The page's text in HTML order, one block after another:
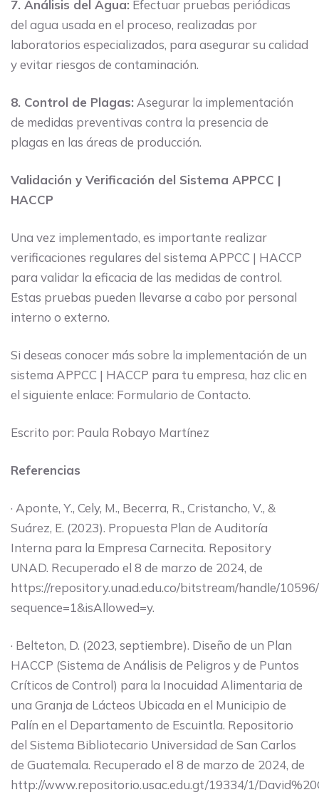
7. Análisis del Agua: Efectuar pruebas periódicas
del agua usada en el proceso, realizadas por
laboratorios especializados, para asegurar su calidad
y evitar riesgos de contaminación.
8. Control de Plagas: Asegurar la implementación
de medidas preventivas contra la presencia de
plagas en las áreas de producción.
Validación y Verificación del Sistema APPCC |
HACCP
Una vez implementado, es importante realizar
verificaciones regulares del sistema APPCC | HACCP
para validar la eficacia de las medidas de control.
Estas pruebas pueden llevarse a cabo por personal
interno o externo.
Si deseas conocer más sobre la implementación de un
sistema APPCC | HACCP para tu empresa, haz clic en
el siguiente enlace: Formulario de Contacto.
Escrito por: Paula Robayo Martínez
Referencias
· Aponte, Y., Cely, M., Becerra, R., Cristancho, V., &
Suárez, E. (2023). Propuesta Plan de Auditoría
Interna para la Empresa Carnecita. Repository
UNAD. Recuperado el 8 de marzo de 2024, de
https://repository.unad.edu.co/bitstream/handle/
sequence=1&isAllowed=y.
· Belteton, D. (2023, septiembre). Diseño de un Plan
HACCP (Sistema de Análisis de Peligros y de Puntos
Críticos de Control) para la Inocuidad Alimentaria de
una Granja de Lácteos Ubicada en el Municipio de
Palín en el Departamento de Escuintla. Repositorio
del Sistema Bibliotecario Universidad de San Carlos
de Guatemala. Recuperado el 8 de marzo de 2024, de
http://www.repositorio.usac.edu.gt/19334/1/